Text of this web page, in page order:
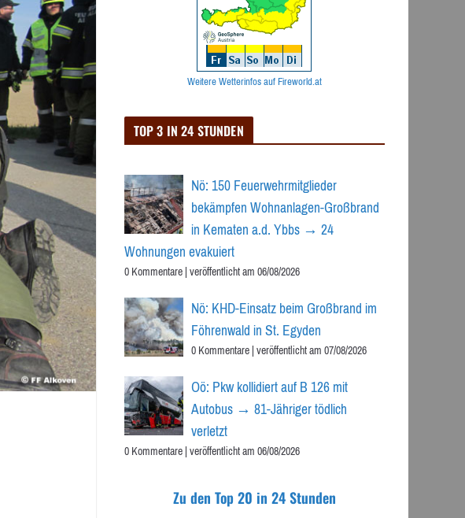
Weitere Wetterinfos auf Fireworld.at
TOP 3 IN 24 STUNDEN
Nö: 150 Feuerwehrmitglieder
bekämpfen Wohnanlagen-Großbrand
in Kematen a.d. Ybbs → 24
Wohnungen evakuiert
0 Kommentare|veröffentlicht am 06/08/2026
Nö: KHD-Einsatz beim Großbrand im
Föhrenwald in St. Egyden
0 Kommentare|veröffentlicht am 07/08/2026
Oö: Pkw kollidiert auf B 126 mit
Autobus → 81-Jähriger tödlich
verletzt
0 Kommentare|veröffentlicht am 06/08/2026
Zu den Top 20 in 24 Stunden